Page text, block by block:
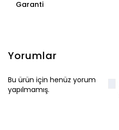
Garanti
Yorumlar
Bu ürün için henüz yorum
yapılmamış.